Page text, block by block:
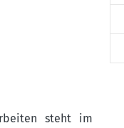
steht im